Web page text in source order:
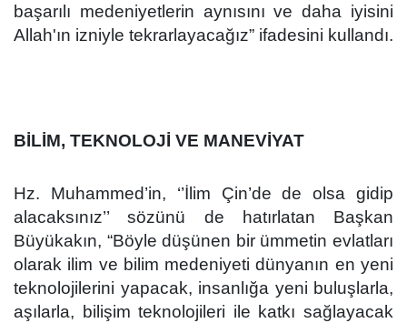
başarılı medeniyetlerin aynısını ve daha iyisini
Allah'ın izniyle tekrarlayacağız” ifadesini kullandı.
BİLİM, TEKNOLOJİ VE MANEVİYAT
Hz. Muhammed’in, ‘’İlim Çin’de de olsa gidip
alacaksınız’’ sözünü de hatırlatan Başkan
Büyükakın, “Böyle düşünen bir ümmetin evlatları
olarak ilim ve bilim medeniyeti dünyanın en yeni
teknolojilerini yapacak, insanlığa yeni buluşlarla,
aşılarla, bilişim teknolojileri ile katkı sağlayacak